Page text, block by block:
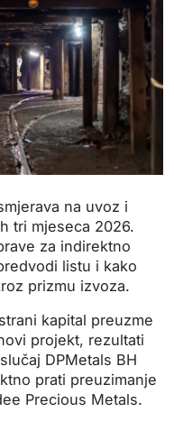
na uvoz i
tri mjeseca 2026.
za indirektno
listu i kako
prizmu izvoza.
kapital preuzme
projekt, rezultati
DPMetals BH
prati preuzimanje
Precious Metals.